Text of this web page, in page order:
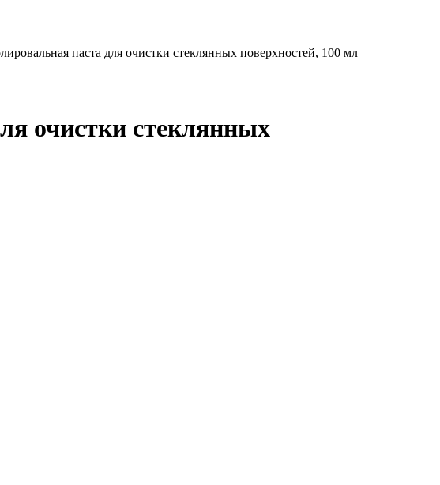
паста для очистки стеклянных поверхностей, 100 мл
очистки стеклянных